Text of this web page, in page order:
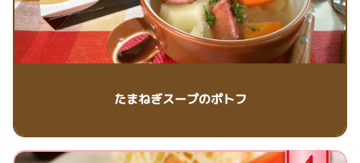
たまねぎスープのポトフ